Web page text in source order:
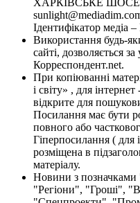
ХАРКІВСЬКЕ ШОСЕ,
Ідентифікатор медіа
Використання будь-
сайті, дозволяється
Корреспондент.net.
При копіюванні
і світу» , для
відкрите для
Посилання має бути
повного або
Гіперпосилання ( для
розміщена в
матеріалу.
Новини з
"Регіони", "Гроші",